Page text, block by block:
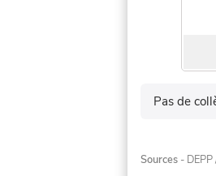
Pas de
Sources -